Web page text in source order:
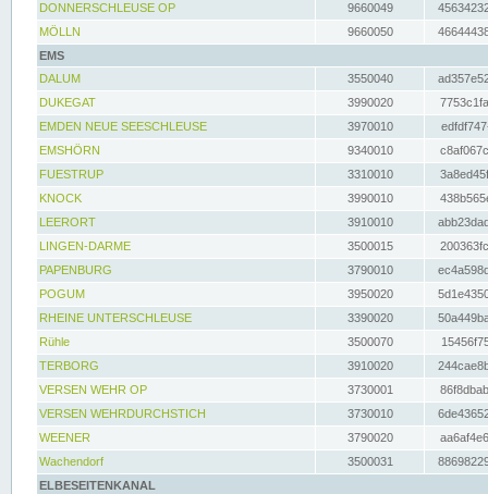
DONNERSCHLEUSE OP
9660049
MÖLLN
9660050
EMS
DALUM
3550040
DUKEGAT
3990020
EMDEN NEUE SEESCHLEUSE
3970010
EMSHÖRN
9340010
FUESTRUP
3310010
KNOCK
3990010
LEERORT
3910010
LINGEN-DARME
3500015
PAPENBURG
3790010
POGUM
3950020
RHEINE UNTERSCHLEUSE
3390020
Rühle
3500070
TERBORG
3910020
VERSEN WEHR OP
3730001
VERSEN WEHRDURCHSTICH
3730010
WEENER
3790020
Wachendorf
3500031
ELBESEITENKANAL